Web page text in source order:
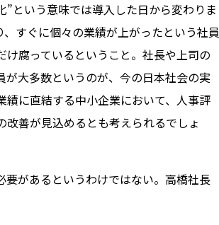
という意味では導入した日から変わりま
すぐに個々の業績が上がったという社員
腐っているということ。社長や上司の
大多数というのが、今の日本社会の実
に直結する中小企業において、人事評
善が見込めるとも考えられるでしょ
があるというわけではない。高橋社長